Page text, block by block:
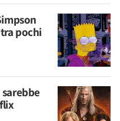
pochi